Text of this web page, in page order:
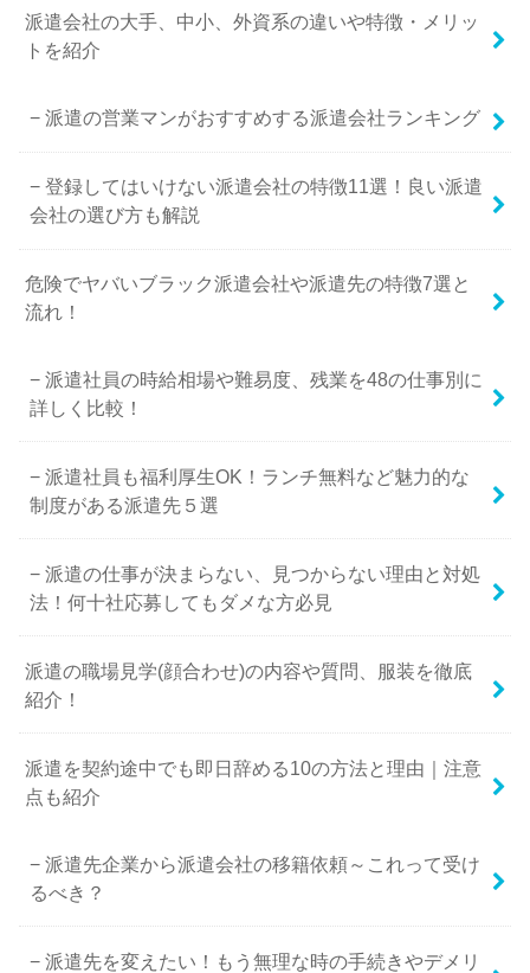
派遣会社の大手、中小、外資系の違いや特徴・メリッ
トを紹介
派遣の営業マンがおすすめする派遣会社ランキング
登録してはいけない派遣会社の特徴11選！良い派遣
会社の選び方も解説
危険でヤバいブラック派遣会社や派遣先の特徴7選と
流れ！
派遣社員の時給相場や難易度、残業を48の仕事別に
詳しく比較！
派遣社員も福利厚生OK！ランチ無料など魅力的な
制度がある派遣先５選
派遣の仕事が決まらない、見つからない理由と対処
法！何十社応募してもダメな方必見
派遣の職場見学(顔合わせ)の内容や質問、服装を徹底
紹介！
派遣を契約途中でも即日辞める10の方法と理由｜注意
点も紹介
派遣先企業から派遣会社の移籍依頼～これって受け
るべき？
派遣先を変えたい！もう無理な時の手続きやデメリ